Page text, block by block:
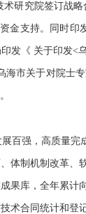
研究院签订战
金支持。同时印
发 《 关于印发<
海市关于对院士
百强， 高质量完
体制机制改革、
果库， 全年累计
术合同统计和登